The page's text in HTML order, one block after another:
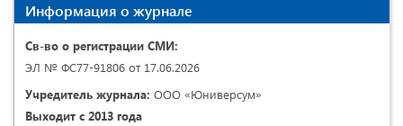
Информация о журнале
Св-во о регистрации СМИ:
ЭЛ № ФС77-91806 от 17.06.2026
Учредитель журнала: ООО «Юниверсум»
Выходит с 2013 года